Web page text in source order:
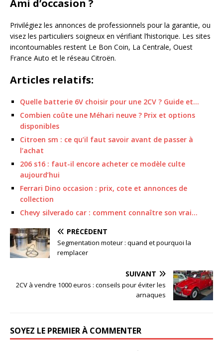
Ami d’occasion ?
Privilégiez les annonces de professionnels pour la garantie, ou
visez les particuliers soigneux en vérifiant l’historique. Les sites
incontournables restent Le Bon Coin, La Centrale, Ouest
France Auto et le réseau Citroën.
Articles relatifs:
Quelle batterie 6V choisir pour une 2CV ? Guide et…
Combien coûte une Méhari neuve ? Prix et options
disponibles
Citroen sm : ce qu’il faut savoir avant de passer à
l’achat
206 s16 : faut-il encore acheter ce modèle culte
aujourd’hui
Ferrari Dino occasion : prix, cote et annonces de
collection
Chevy silverado car : comment connaître son vrai…
PRÉCÉDENT
Segmentation moteur : quand et pourquoi la
remplacer
SUIVANT
2CV à vendre 1000 euros : conseils pour éviter les
arnaques
SOYEZ LE PREMIER À COMMENTER